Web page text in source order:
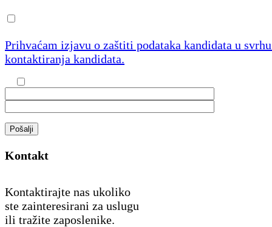
Prihvaćam izjavu o zaštiti podataka kandidata u
kontaktiranja kandidata.
Pošalji
Kontakt
Kontaktirajte nas ukoliko
ste zainteresirani za uslugu
ili tražite zaposlenike.